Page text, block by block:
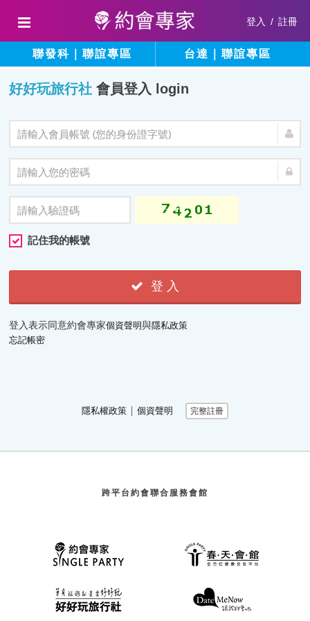
登入 / 註冊
聯發科｜聯誼專區 台達｜聯誼專區
好好玩旅行社 會員登入 login
記住我的帳號
登 入
登入表示同意約會專家個資聲明與隱私政策
忘記帳密
隱私權政策 ∣ 個資聲明 完整註冊
跨平台約會聯合服務會館